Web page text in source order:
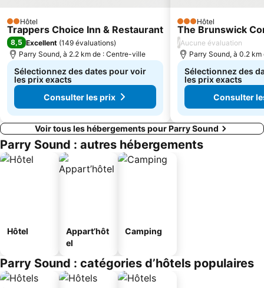
2 Étoiles
Hôtel
Trappers Choice Inn & Restaurant
8,5 Excellent (149 évaluations)
Parry Sound, à 2.2 km de : Centre-ville
Sélectionnez des dates pour voir
les prix exacts
Consulter les prix
3 Étoiles
Hôtel
The Brunswick
/Aucune évaluation
Parry Sound, à 0.2
Sélectionnez des
les prix exacts
Consulter
Voir tous les hébergements pour Parry Sound
Parry Sound : autres hébergements
Hôtel
Appart’hôt
el
Camping
Parry Sound : catégories d’hôtels populaires